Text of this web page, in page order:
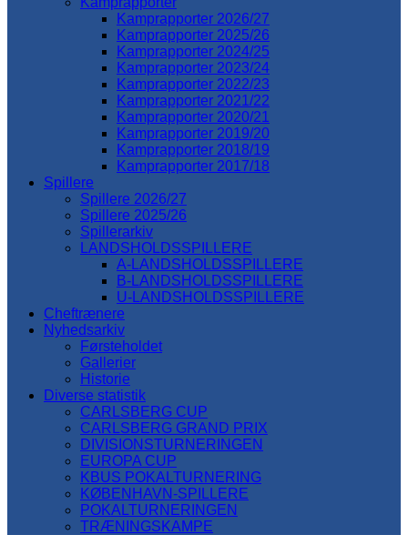
Kamprapporter 2026/27
Kamprapporter 2025/26
Kamprapporter 2024/25
Kamprapporter 2023/24
Kamprapporter 2022/23
Kamprapporter 2021/22
Kamprapporter 2020/21
Kamprapporter 2019/20
Kamprapporter 2018/19
Kamprapporter 2017/18
Spillere
Spillere 2026/27
Spillere 2025/26
Spillerarkiv
LANDSHOLDSSPILLERE
A-LANDSHOLDSSPILLERE
B-LANDSHOLDSSPILLERE
U-LANDSHOLDSSPILLERE
Cheftrænere
Nyhedsarkiv
Førsteholdet
Gallerier
Historie
Diverse statistik
CARLSBERG CUP
CARLSBERG GRAND PRIX
DIVISIONSTURNERINGEN
EUROPA CUP
KBUS POKALTURNERING
KØBENHAVN-SPILLERE
POKALTURNERINGEN
TRÆNINGSKAMPE